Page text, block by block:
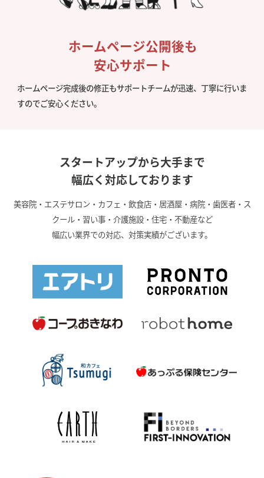
ホームページ公開後も
安心サポート
ホームページ完成後の修正もサポートチームが迅速、丁寧に行いま
すのでご安心ください。
スタートアップから大手まで
幅広く対応しております
美容院・エステサロン・カフェ・飲食店・居酒屋・病院・歯医者・ス
クール・習い事・介護施設・住宅・不動産など
幅広い業界での対応、対策実績がございます。